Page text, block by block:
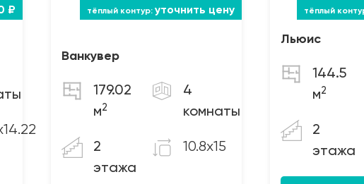
₽ уточнить цену
Ванкувер
179.02
м2
4
комнаты
2
этажа
10.8x15
Льюис
144.5
м2
2
этажа